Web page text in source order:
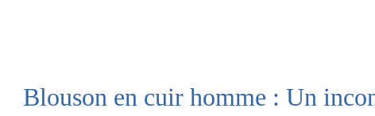
Blouson en cuir homme : Un